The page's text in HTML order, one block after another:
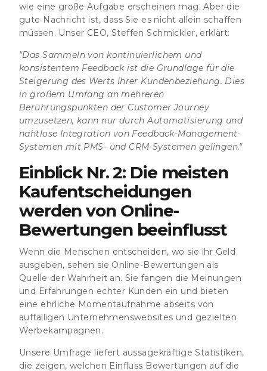
wie eine große Aufgabe erscheinen mag. Aber die
gute Nachricht ist, dass Sie es nicht allein schaffen
müssen. Unser CEO, Steffen Schmickler, erklärt:
"Das Sammeln von kontinuierlichem und
konsistentem Feedback ist die Grundlage für die
Steigerung des Werts Ihrer Kundenbeziehung. Dies
in großem Umfang an mehreren
Berührungspunkten der Customer Journey
umzusetzen, kann nur durch Automatisierung und
nahtlose Integration von Feedback-Management-
Systemen mit PMS- und CRM-Systemen gelingen."
Einblick Nr. 2: Die meisten
Kaufentscheidungen
werden von Online-
Bewertungen beeinflusst
Wenn die Menschen entscheiden, wo sie ihr Geld
ausgeben, sehen sie Online-Bewertungen als
Quelle der Wahrheit an. Sie fangen die Meinungen
und Erfahrungen echter Kunden ein und bieten
eine ehrliche Momentaufnahme abseits von
auffälligen Unternehmenswebsites und gezielten
Werbekampagnen.
Unsere Umfrage liefert aussagekräftige Statistiken,
die zeigen, welchen Einfluss Bewertungen auf die